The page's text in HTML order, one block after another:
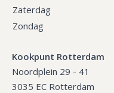
Zaterdag
Zondag
Kookpunt Rotterdam
Noordplein 29 - 41
3035 EC Rotterdam